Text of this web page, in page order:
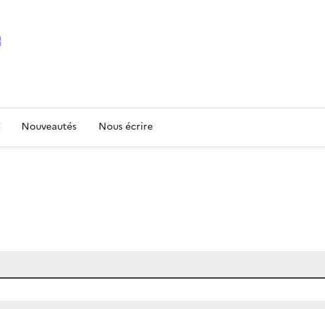
Nouveautés Nous écrire